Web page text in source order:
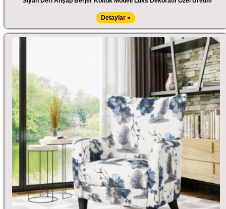
Detaylar »